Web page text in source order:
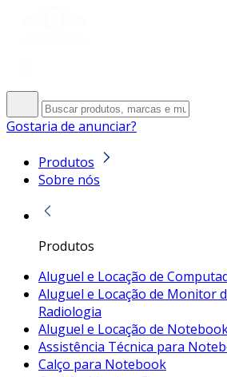
Gostaria de anunciar?
Produtos
Sobre nós
Produtos
Aluguel e Locação de
Aluguel e Locação de Monitor
Radiologia
Aluguel e Locação de
Assistência Técnica para
Calço para Notebook